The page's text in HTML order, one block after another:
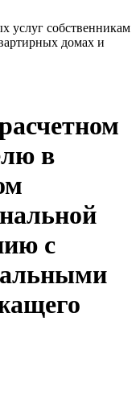
услуг собственникам
домах и
в
с